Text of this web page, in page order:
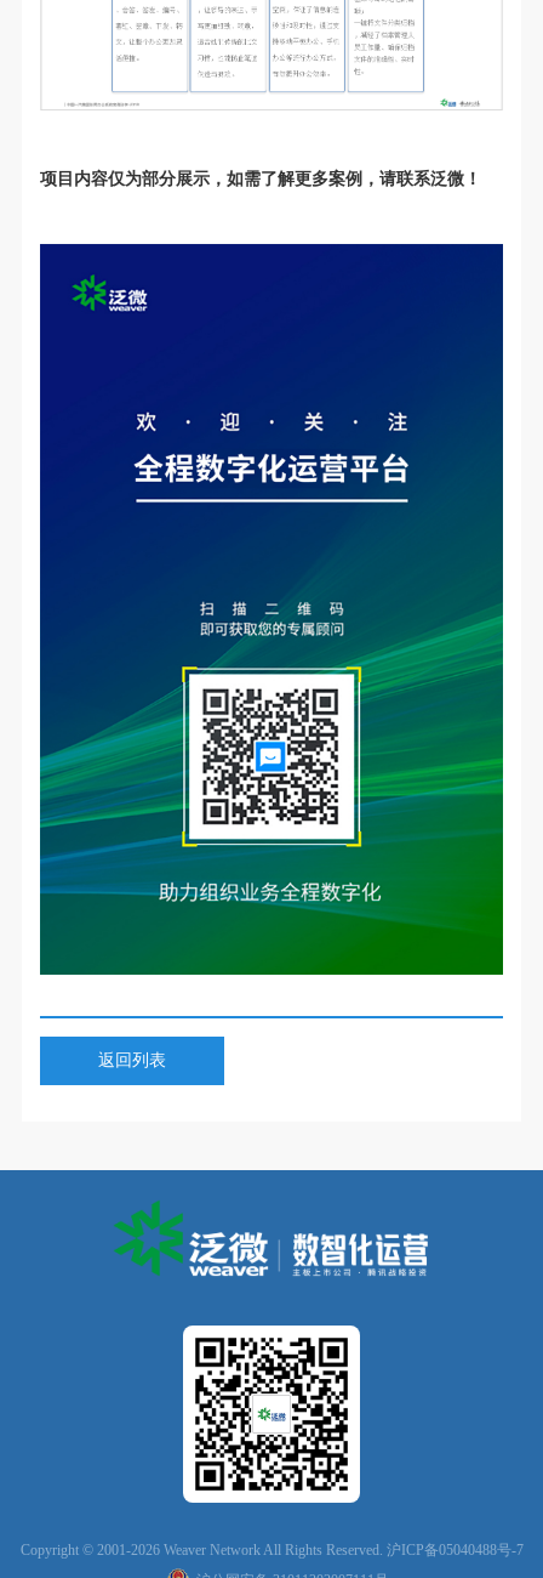
项目内容仅为部分展示，如需了解更多案例，请联系泛微！
返回列表
Copyright © 2001-2026 Weaver Network All Rights Reserved. 沪ICP备05040488号-7